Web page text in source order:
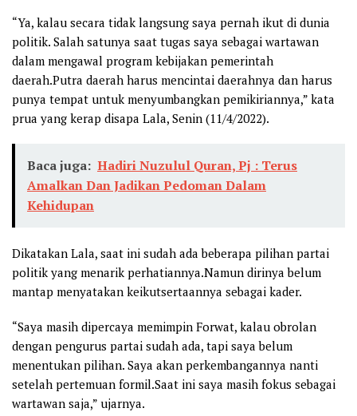
“Ya, kalau secara tidak langsung saya pernah ikut di dunia
politik. Salah satunya saat tugas saya sebagai wartawan
dalam mengawal program kebijakan pemerintah
daerah.Putra daerah harus mencintai daerahnya dan harus
punya tempat untuk menyumbangkan pemikiriannya,” kata
prua yang kerap disapa Lala, Senin (11/4/2022).
Baca juga: Hadiri Nuzulul Quran, Pj : Terus
Amalkan Dan Jadikan Pedoman Dalam
Kehidupan
Dikatakan Lala, saat ini sudah ada beberapa pilihan partai
politik yang menarik perhatiannya.Namun dirinya belum
mantap menyatakan keikutsertaannya sebagai kader.
“Saya masih dipercaya memimpin Forwat, kalau obrolan
dengan pengurus partai sudah ada, tapi saya belum
menentukan pilihan. Saya akan perkembangannya nanti
setelah pertemuan formil.Saat ini saya masih fokus sebagai
wartawan saja,” ujarnya.